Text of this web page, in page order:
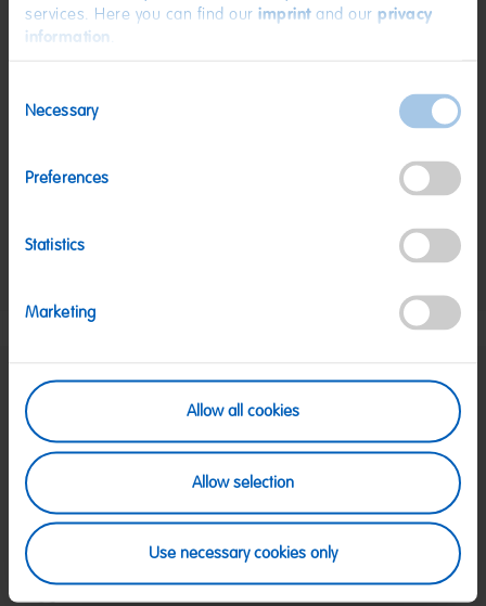
services. Here you can find our imprintand our privacy
information
Selection
Necessary
Preferences
Statistics
Marketing
Allow all cookies
Allow selection
Use necessary cookies only
Energie: 1459 kJ/343 kcal
Kohlenhydrate:
SICHERE ZAHLUNG
Rechnung, Visa, Mastercard
KOSTENLOSE LIEFERUNG
Ab 79 € nach Österreich
KUNDENSERVICE